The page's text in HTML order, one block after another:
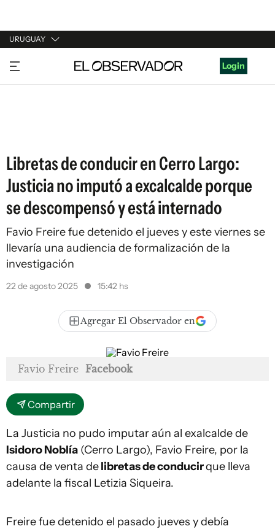
URUGUAY
URUGUAY
ARGENTINA
Login
Libretas de conducir en Cerro Largo:
Justicia no imputó a excalcalde porque
se descompensó y está internado
Favio Freire fue detenido el jueves y este viernes se
llevaría una audiencia de formalización de la
investigación
22 de agosto 2025 15:42 hs
Agregar El Observador en
Favio Freire Facebook
Compartir
La Justicia no pudo imputar aún al exalcalde de
Isidoro Noblía (Cerro Largo), Favio Freire, por la
causa de venta delibretas de conducirque lleva
adelante la fiscal Letizia Siqueira.
Freire fue detenido el pasado jueves y debía